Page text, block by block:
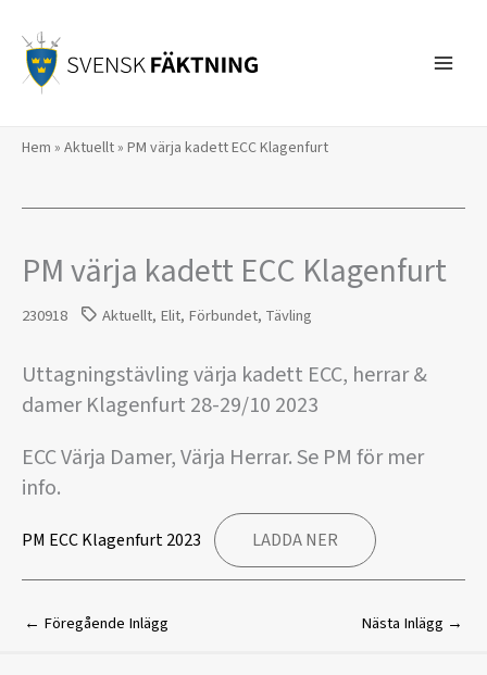
innehåll
Hem » Aktuellt» PM värja kadett ECC Klagenfurt
PM värja kadett ECC Klagenfurt
230918 Aktuellt, Elit, Förbundet, Tävling
Uttagningstävling värja kadett ECC, herrar &
damer Klagenfurt 28-29/10 2023
ECC Värja Damer, Värja Herrar. Se PM för mer
info.
PM ECC Klagenfurt 2023 LADDA NER
← Föregående Inlägg Nästa Inlägg →